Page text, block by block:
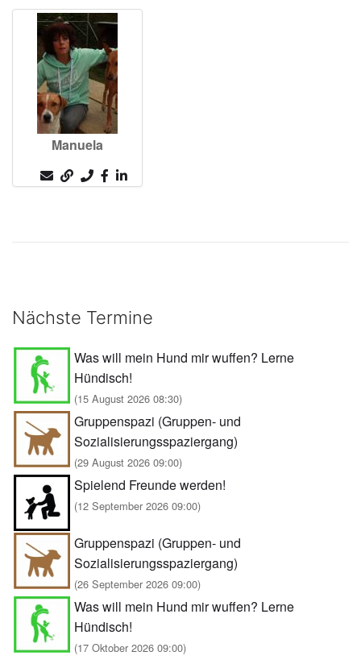
Manuela
Nächste Termine
Was will mein Hund mir wuffen? Lerne
Hündisch!
(15 August 2026 08:30)
Gruppenspazi (Gruppen- und
Sozialisierungsspaziergang)
(29 August 2026 09:00)
Spielend Freunde werden!
(12 September 2026 09:00)
Gruppenspazi (Gruppen- und
Sozialisierungsspaziergang)
(26 September 2026 09:00)
Was will mein Hund mir wuffen? Lerne
Hündisch!
(17 Oktober 2026 09:00)